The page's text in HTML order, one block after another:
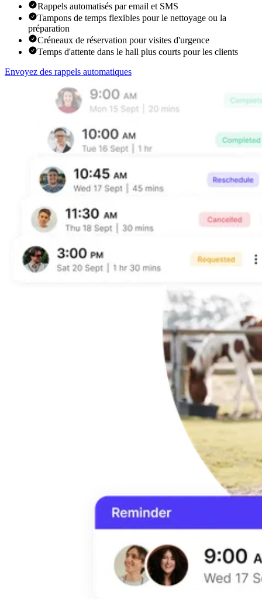
Rappels automatisés par email et SMS
Tampons de temps flexibles pour le nettoyage ou la
préparation
Créneaux de réservation pour visites d'urgence
Temps d'attente dans le hall plus courts pour les clients
Envoyez des rappels automatiques